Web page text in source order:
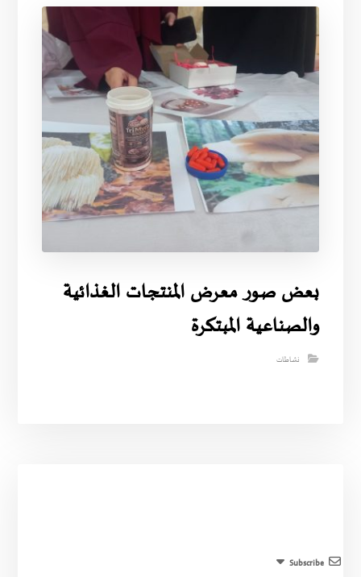
بعض صور معرض المنتجات الغذائية
والصناعية المبتكرة
نشاطات
Subscribe